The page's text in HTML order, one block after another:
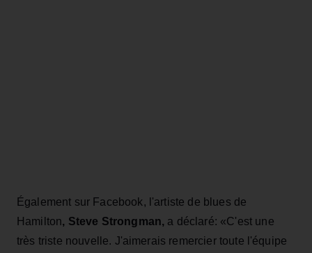
Également sur Facebook, l'artiste de blues de
Hamilton, Steve Strongman, a déclaré: «C'est une
très triste nouvelle. J'aimerais remercier toute l'équipe